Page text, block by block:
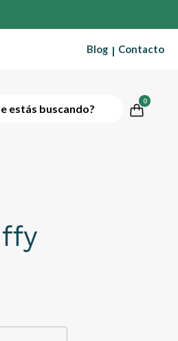
Blog | Contacto
0